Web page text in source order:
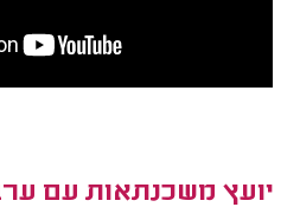
יועץ משכנתאות עם